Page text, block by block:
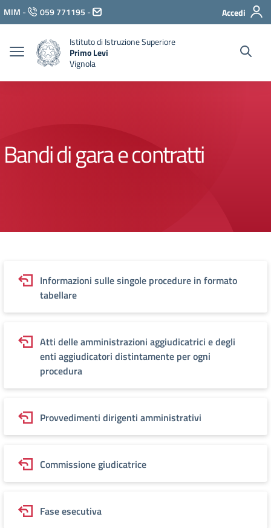
Vai ai contenuti
Vai al menu di navigazione
Vai al footer
MIM - 059 771195 - Accedi
Istituto di Istruzione Superiore
Primo Levi
Vignola
Bandi di gara e contratti
Informazioni sulle singole procedure in formato
tabellare
Atti delle amministrazioni aggiudicatrici e degli
enti aggiudicatori distintamente per ogni
procedura
Provvedimenti dirigenti amministrativi
Commissione giudicatrice
Fase esecutiva